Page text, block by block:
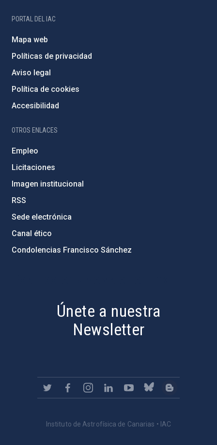
PORTAL DEL IAC
Mapa web
Políticas de privacidad
Aviso legal
Política de cookies
Accesibilidad
OTROS ENLACES
Empleo
Licitaciones
Imagen institucional
RSS
Sede electrónica
Canal ético
Condolencias Francisco Sánchez
Únete a nuestra
Newsletter
Instituto de Astrofísica de Canarias • IAC